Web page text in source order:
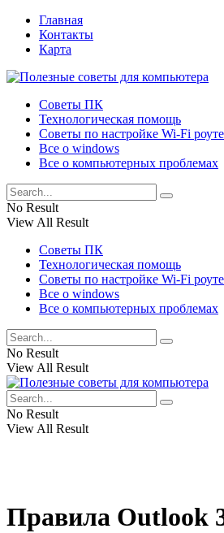
Главная
Контакты
Карта
Советы ПК
Технологическая помощь
Советы по настройке Wi-Fi
Все о windows
Все о компьютерных проблемах
No Result
View All Result
Советы ПК
Технологическая помощь
Советы по настройке Wi-Fi
Все о windows
Все о компьютерных проблемах
No Result
View All Result
No Result
View All Result
Правила Outlook